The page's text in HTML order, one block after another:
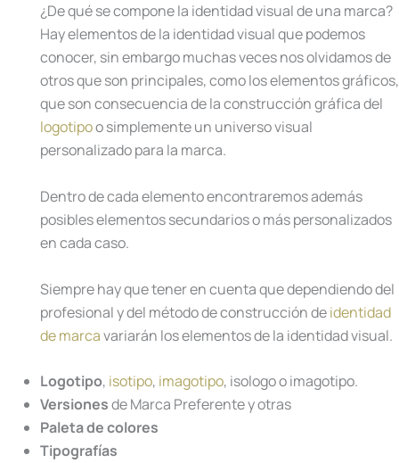
¿De qué se compone la identidad visual de una marca?
Hay elementos de la identidad visual que podemos
conocer, sin embargo muchas veces nos olvidamos de
otros que son principales, como los elementos gráficos,
que son consecuencia de la construcción gráfica del
logotipoo simplemente un universo visual
personalizado para la marca.
Dentro de cada elemento encontraremos además
posibles elementos secundarios o más personalizados
en cada caso.
Siempre hay que tener en cuenta que dependiendo del
profesional y del método de construcción deidentidad
de marcavariarán los elementos de la identidad visual.
Logotipo, isotipo, imagotipo, isologo o imagotipo.
Versionesde Marca Preferente y otras
Paleta de colores
Tipografías